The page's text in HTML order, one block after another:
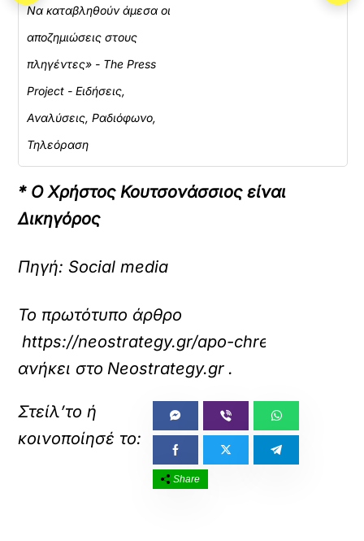
Να καταβληθούν άμεσα οι
αποζημιώσεις στους
πληγέντες» - The Press
Project - Ειδήσεις,
Αναλύσεις, Ραδιόφωνο,
Τηλεόραση
* Ο Χρήστος Κουτσονάσσιος είναι
Δικηγόρος
Πηγή: Social media
Το πρωτότυπο άρθρο
https://neostrategy.gr/apo-chreokopies-
ανήκει στο Neostrategy.gr .
Share